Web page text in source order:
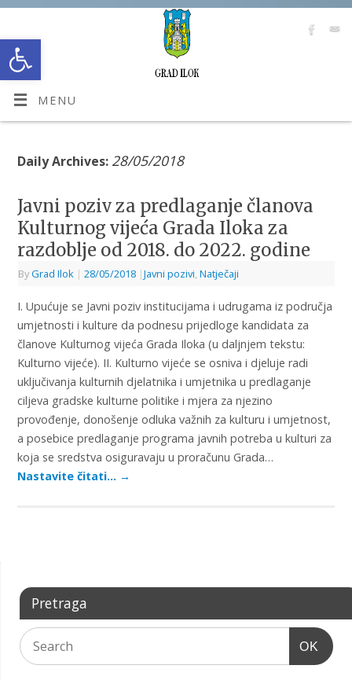
Open toolbar
MENU
Daily Archives: 28/05/2018
Javni poziv za predlaganje članova
Kulturnog vijeća Grada Iloka za
razdoblje od 2018. do 2022. godine
ByGrad Ilok | 28/05/2018 |Javni pozivi, Natječaji
I. Upućuje se Javni poziv institucijama i udrugama iz područja
umjetnosti i kulture da podnesu prijedloge kandidata za
članove Kulturnog vijeća Grada Iloka (u daljnjem tekstu:
Kulturno vijeće). II. Kulturno vijeće se osniva i djeluje radi
uključivanja kulturnih djelatnika i umjetnika u predlaganje
ciljeva gradske kulturne politike i mjera za njezino
provođenje, donošenje odluka važnih za kulturu i umjetnost,
a posebice predlaganje programa javnih potreba u kulturi za
koja se sredstva osiguravaju u proračunu Grada…
Nastavite čitati… →
Pretraga
OK